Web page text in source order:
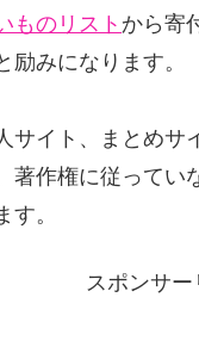
ものリスト から寄
励みになります。
サイト、まとめサ
著作権に従ってい
す。
スポンサー